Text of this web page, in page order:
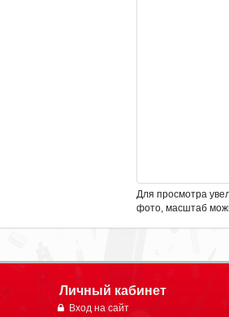
Для просмотра
фото, масштаб
Личный кабинет
Вход на сайт